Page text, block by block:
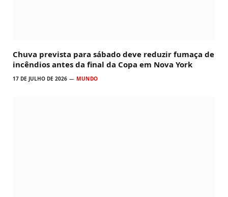
Chuva prevista para sábado deve reduzir fumaça de
incêndios antes da final da Copa em Nova York
17 DE JULHO DE 2026 MUNDO